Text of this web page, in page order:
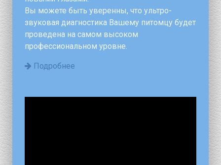
Вы можете быть уверенны, что ультро-
звуковая диагностика Вашему питомцу будет
проведена на самом высоком
профессиональном уровне.
Подробнее